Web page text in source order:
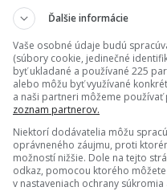
V cene lístka
🌼kvetinový box
🥂welcome
🍹alko a nealko počas
🥪občerstvenie
🎁unikátny
Ďalšie informácie
Vaše osobné údaje budú
(súbory cookie, jedinečné
byť ukladané a používané 225
alebo môžu byť využívané
a naši partneri môžeme
zoznam partnerov.
Niektorí dodávatelia môžu
oprávneného záujmu, proti
možností nižšie. Dole na tejto
odkaz, pomocou ktorého
v nastaveniach ochrany